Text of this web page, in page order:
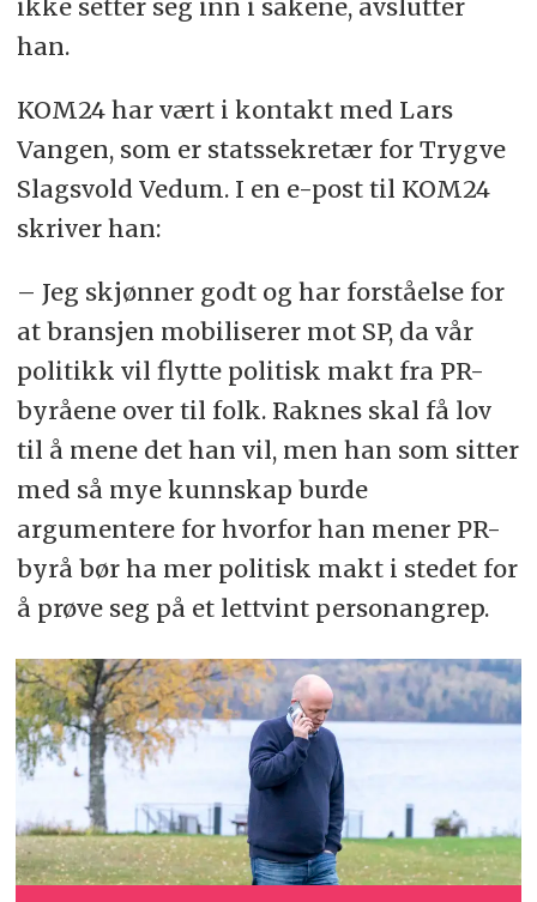
ikke setter seg inn i sakene, avslutter
han.
KOM24 har vært i kontakt med Lars
Vangen, som er statssekretær for Trygve
Slagsvold Vedum. I en e-post til KOM24
skriver han:
– Jeg skjønner godt og har forståelse for
at bransjen mobiliserer mot SP, da vår
politikk vil flytte politisk makt fra PR-
byråene over til folk. Raknes skal få lov
til å mene det han vil, men han som sitter
med så mye kunnskap burde
argumentere for hvorfor han mener PR-
byrå bør ha mer politisk makt i stedet for
å prøve seg på et lettvint personangrep.